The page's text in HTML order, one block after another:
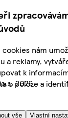
cookies nám
a reklamy,
k
o poloze a
vše Vlastní
2026